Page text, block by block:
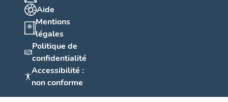
Aide
Mentions
légales
Politique de
confidentialité
Accessibilité :
non conforme